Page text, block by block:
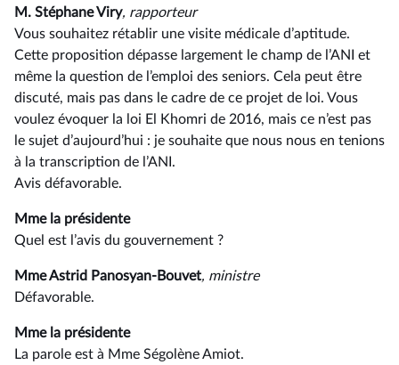
M. Stéphane Viry, rapporteur
Vous souhaitez rétablir une visite médicale d’aptitude.
Cette proposition dépasse largement le champ de l’ANI et
même la question de l’emploi des seniors. Cela peut être
discuté, mais pas dans le cadre de ce projet de loi. Vous
voulez évoquer la loi El Khomri de 2016, mais ce n’est pas
le sujet d’aujourd’hui : je souhaite que nous nous en tenions
à la transcription de l’ANI.
Avis défavorable.
Mme la présidente
Quel est l’avis du gouvernement ?
Mme Astrid Panosyan-Bouvet, ministre
Défavorable.
Mme la présidente
La parole est à Mme Ségolène Amiot.